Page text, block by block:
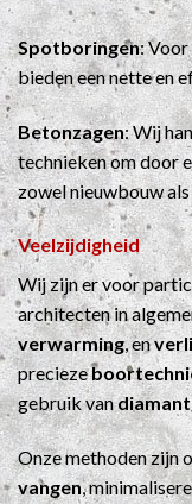
Spotboringen: Voor
bieden een nette en
Betonzagen: Wij
technieken om door
zowel nieuwbouw
Veelzijdigheid
Wij zijn er voor
architecten in
verwarming, en
precieze
gebruik van
Onze methoden zijn
vangen,